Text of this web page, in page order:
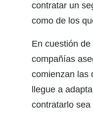
contratar un
como de los
En cuestión
compañías
comienzan las
llegue a
contratarlo